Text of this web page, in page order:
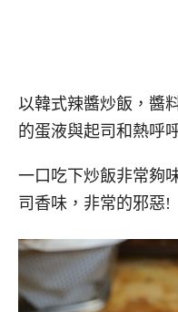
以韓式辣醬炒飯，醬
的蛋液與起司和熱呼
一口吃下炒飯非常夠
司香味，非常的邪惡!